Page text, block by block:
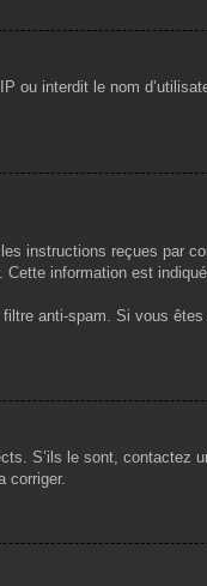
ou interdit le nom
instructions reçues par
information est
anti-spam. Si vous
S’ils le sont, contactez
corriger.